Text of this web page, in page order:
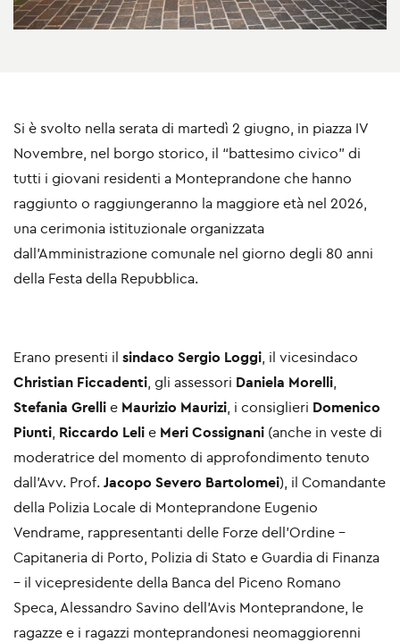
Si è svolto nella serata di martedì 2 giugno, in piazza IV
Novembre, nel borgo storico, il “battesimo civico” di
tutti i giovani residenti a Monteprandone che hanno
raggiunto o raggiungeranno la maggiore età nel 2026,
una cerimonia istituzionale organizzata
dall'Amministrazione comunale nel giorno degli 80 anni
della Festa della Repubblica.
Erano presenti il sindaco Sergio Loggi , il vicesindaco
Christian Ficcadenti , gli assessori Daniela Morelli
Stefania Grelli e Maurizio Maurizi , i consiglieri Domenico
Piunti Riccardo Leli e Meri Cossignani (anche in veste di
moderatrice del momento di approfondimento tenuto
dall’Avv. Prof. Jacopo Severo Bartolomei), il Comandante
della Polizia Locale di Monteprandone Eugenio
Vendrame, rappresentanti delle Forze dell’Ordine -
Capitaneria di Porto, Polizia di Stato e Guardia di Finanza
– il vicepresidente della Banca del Piceno Romano
Speca, Alessandro Savino dell’Avis Monteprandone, le
ragazze e i ragazzi monteprandonesi neomaggiorenni